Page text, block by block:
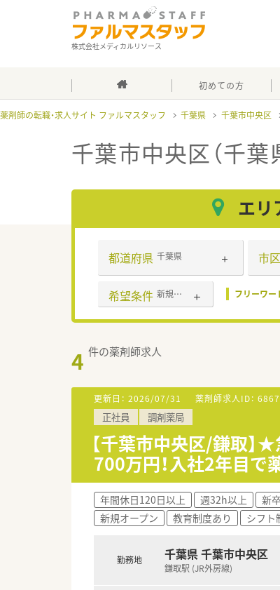
株式会社メディカルリソース
初めての方
薬剤師の転職・求人サイト ファルマスタッフ 千葉県 千葉市中央区
千葉市中央区（千葉
エリ
都道府県 千葉県 市
希望条件 新規オープン フリーワー
4 件の薬剤師求人
更新日： 2026/07/31 薬剤師求人ID：
正社員 調剤薬局
【千葉市中央区/鎌取
700万円！入社2年目で
年間休日120日以上 週32h以上 新
新規オープン
教育制度あり シフト
勤務地 千葉県 千葉市中央区
鎌取駅 (JR外房線)